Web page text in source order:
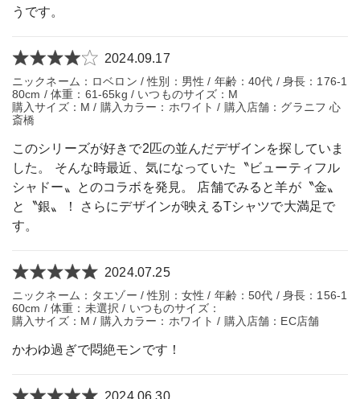
うです。
2024.09.17
ニックネーム：ロベロン / 性別：男性 / 年齢：40代 / 身長：176-1
80cm / 体重：61-65kg / いつものサイズ：M
購入サイズ：M / 購入カラー：ホワイト / 購入店舗：グラニフ 心
斎橋
このシリーズが好きで2匹の並んだデザインを探していま
した。 そんな時最近、気になっていた〝ビューティフル
シャドー〟とのコラボを発見。 店舗でみると羊が〝金〟
と〝銀〟！ さらにデザインが映えるTシャツで大満足で
す。
2024.07.25
ニックネーム：タエゾー / 性別：女性 / 年齢：50代 / 身長：156-1
60cm / 体重：未選択 / いつものサイズ：
購入サイズ：M / 購入カラー：ホワイト / 購入店舗：EC店舗
かわゆ過ぎで悶絶モンです！
2024.06.30